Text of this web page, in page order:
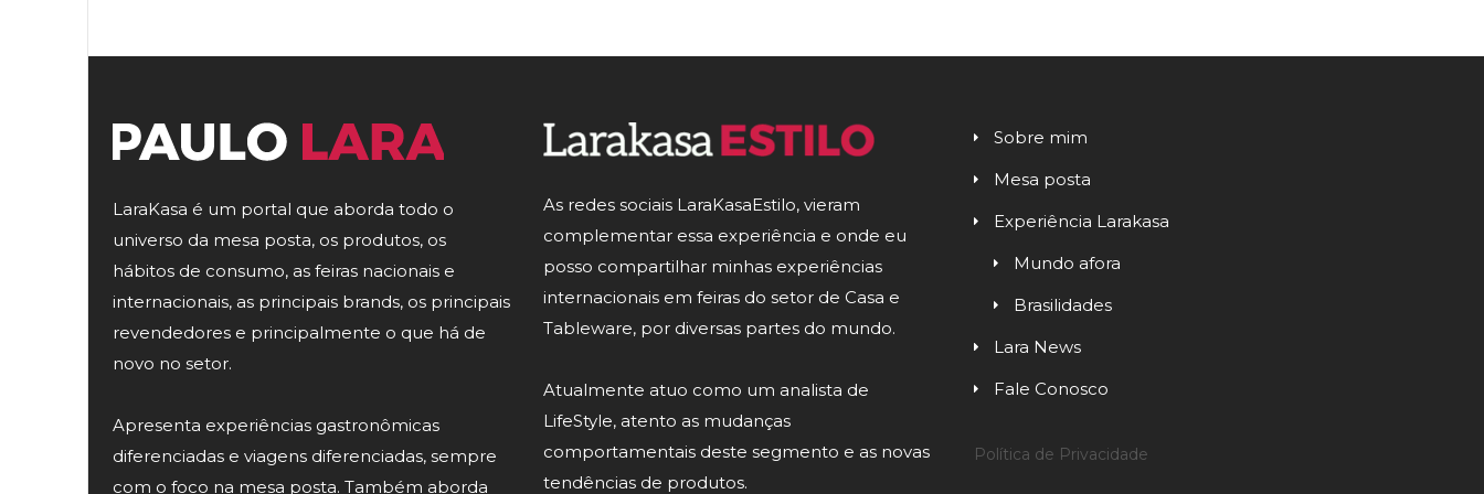
LaraKasa é um portal que aborda todo o
universo da mesa posta, os produtos, os
hábitos de consumo, as feiras nacionais e
internacionais, as principais brands, os principais
revendedores e principalmente o que há de
novo no setor.
Apresenta experiências gastronômicas
diferenciadas e viagens diferenciadas, sempre
com o foco na mesa posta. Também aborda
As redes sociais LaraKasaEstilo, vieram
complementar essa experiência e onde eu
posso compartilhar minhas experiências
internacionais em feiras do setor de Casa e
Tableware, por diversas partes do mundo.
Atualmente atuo como um analista de
LifeStyle, atento as mudanças
comportamentais deste segmento e as novas
tendências de produtos.
Sobre mim
Mesa posta
Experiência Larakasa
Mundo afora
Brasilidades
Lara News
Fale Conosco
Política de Privacidade